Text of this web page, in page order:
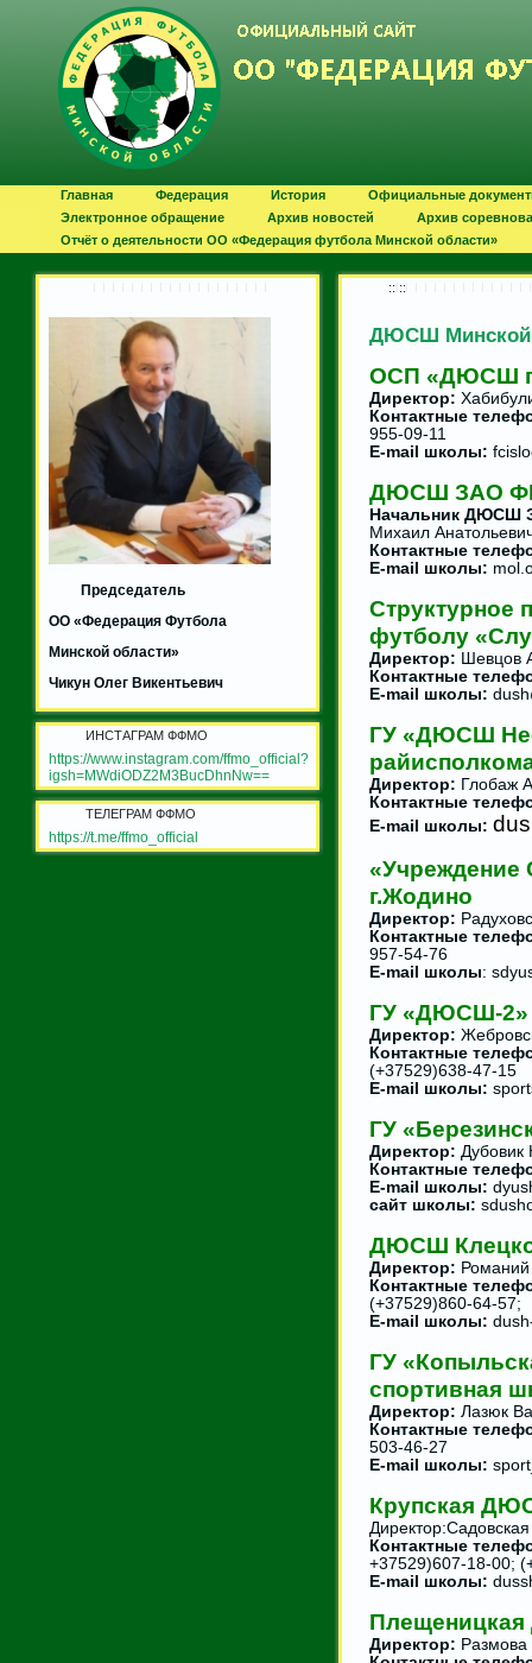
Главная Федерация История
Официальные
Электронное обращение
Архив новостей
Архив
Отчёт о деятельности ОО «Федерация футбола Минской области»
Председатель
ОО «Федерация Футбола
Минской области»
Чикун Олег Викентьевич
ИНСТАГРАМ ФФМО
https://www.instagram.com/ffmo_official?
igsh=MWdiODZ2M3BucDhnNw==
ТЕЛЕГРАМ ФФМО
https://t.me/ffmo_official
:: ::
ДЮСШ Минской
ОСП «ДЮСШ
Директор:
Контактные
955-09-11
E-mail школы:
ДЮСШ ЗАО ФК
Начальник ДЮСШ
Михаил
Контактные
E-mail школы:
футболу
Директор: Шевцов
Контактные
E-mail школы:
ГУ «ДЮСШ
Директор: Глобаж
Контактные
E-mail школы:
г.Жодино
Директор:
Контактные
957-54-76
E-mail школы:
ГУ «ДЮСШ-2»
Директор:
Контактные
(+37529)638-47-15
E-mail школы:
ГУ
Директор: Дубовик
Контактные
E-mail школы:
сайт школы:
ДЮСШ
Директор:
Контактные
(+37529)860-64-57;
E-mail школы:
ГУ
спортивная
Директор: Лазюк
Контактные
503-46-27
E-mail школы:
Крупская
Контактные
+37529)607-18-00;
E-mail школы:
Директор: Размова